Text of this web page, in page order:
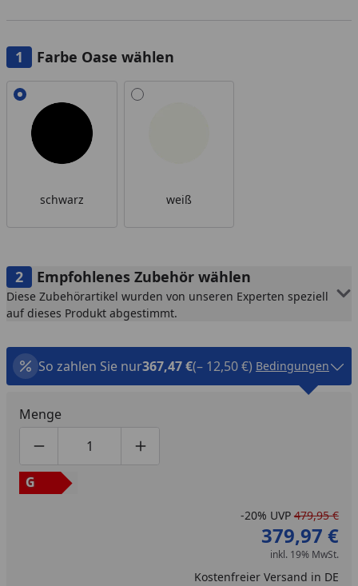
Farbe Oase wählen
Alle anzeigen (2)
schwarz weiß
Empfohlenes Zubehör wählen
Diese Zubehörartikel wurden von unseren Experten speziell
auf dieses Produkt abgestimmt.
So zahlen Sie nur367,47 €(– 12,50 €) Bedingungen
Menge
Produktmenge um eins verringern
Produktmenge manuell eingeben
Produktmenge um eins erhöhen
G
-20% UVP 479,95 €
379,97 €
inkl. 19% MwSt.
Kostenfreier Versand in DE